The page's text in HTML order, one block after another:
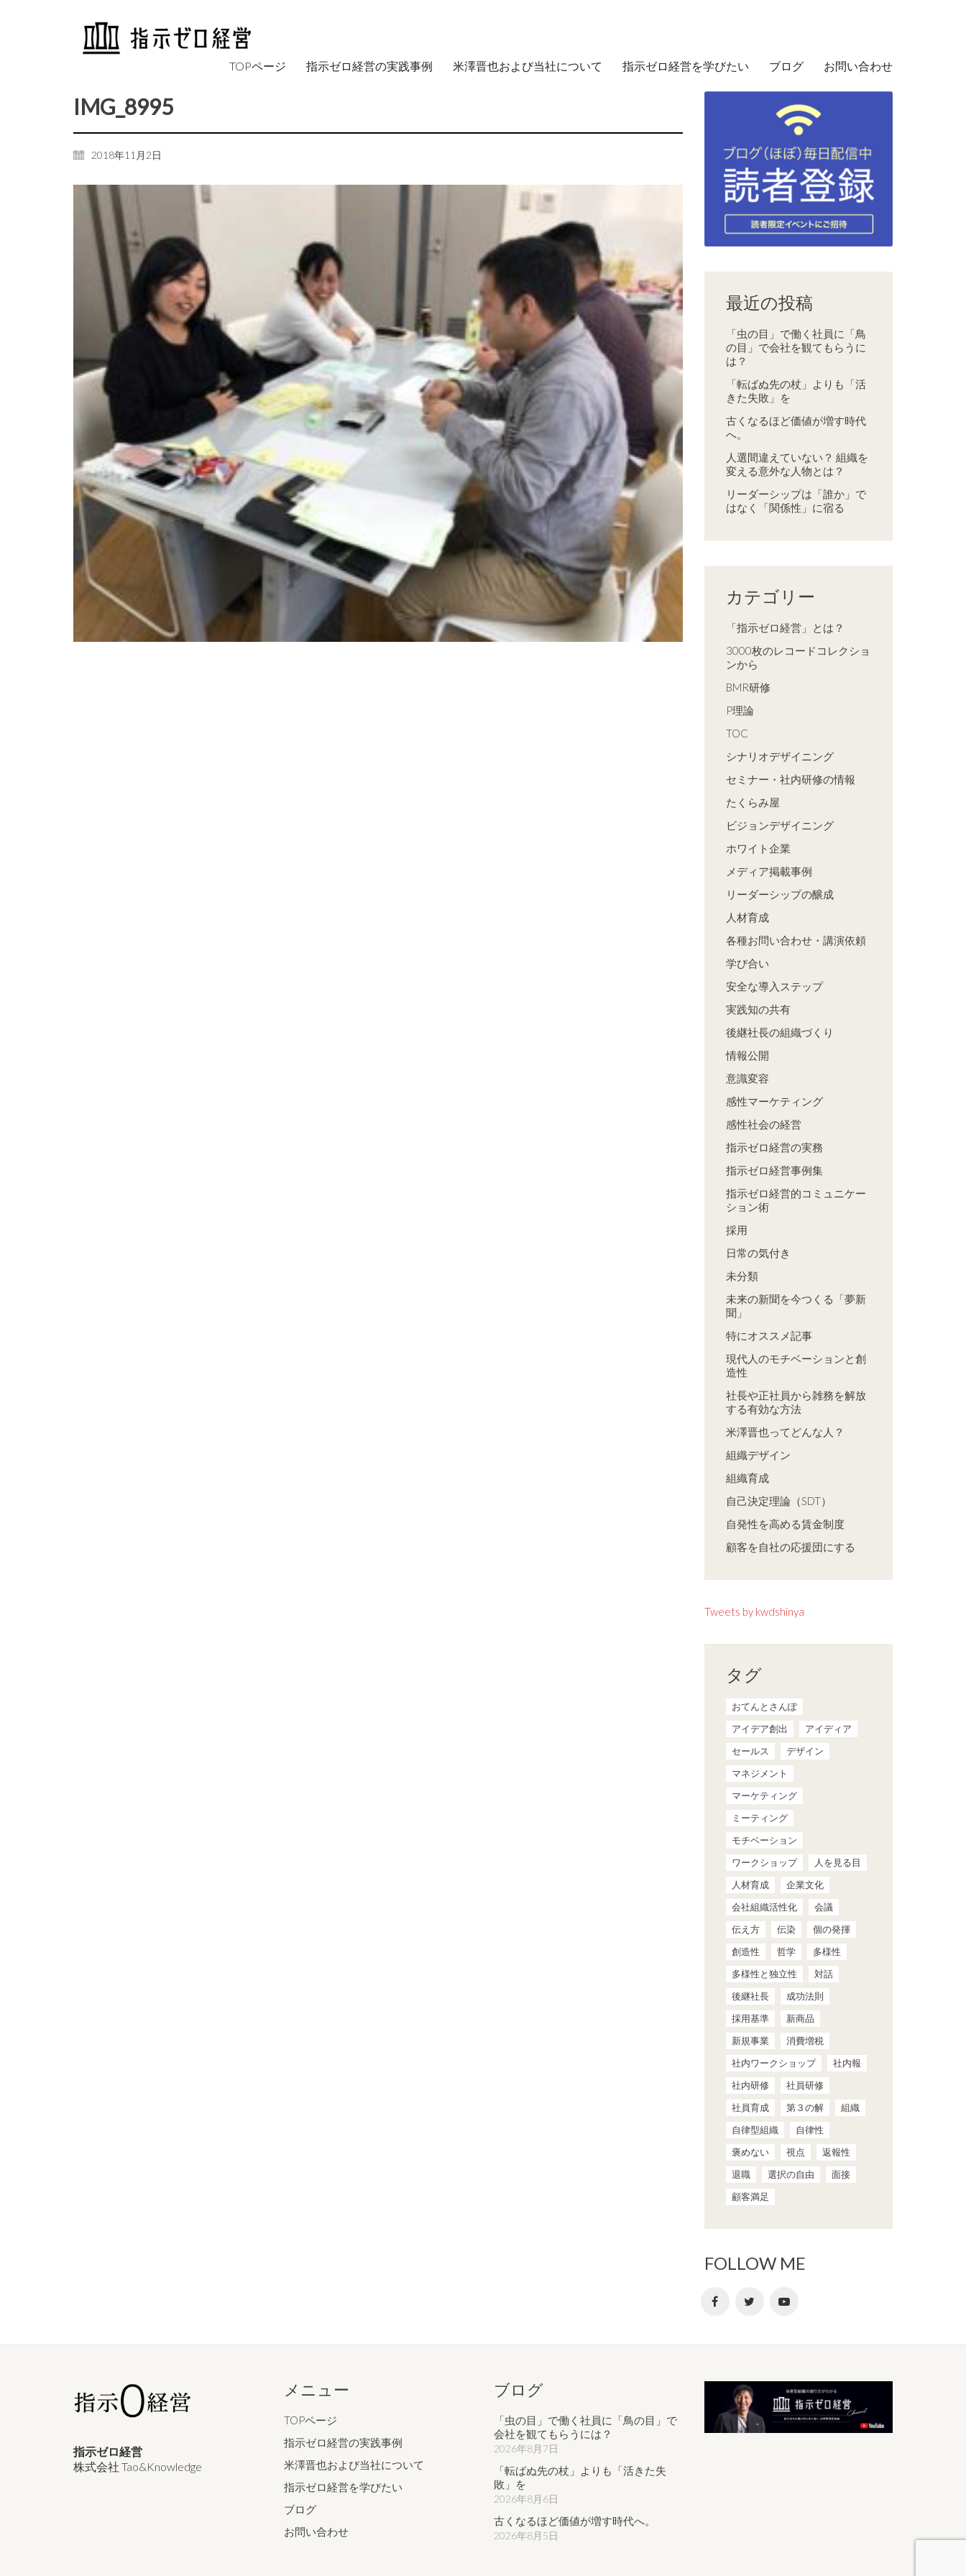
TOPページ 指示ゼロ経営の実践事例 米澤晋也および当社について 指示ゼロ経営を学びたい ブログ お問い合わせ
IMG_8995
2018年11月2日
最近の投稿
「虫の目」で働く社員に「鳥
の目」で会社を観てもらうに
は？
「転ばぬ先の杖」よりも「活
きた失敗」を
古くなるほど価値が増す時代
へ。
人選間違えていない？ 組織を
変える意外な人物とは？
リーダーシップは「誰か」で
はなく「関係性」に宿る
カテゴリー
「指示ゼロ経営」とは？
3000枚のレコードコレクショ
ンから
BMR研修
P理論
TOC
シナリオデザイニング
セミナー・社内研修の情報
たくらみ屋
ビジョンデザイニング
ホワイト企業
メディア掲載事例
リーダーシップの醸成
人材育成
各種お問い合わせ・講演依頼
学び合い
安全な導入ステップ
実践知の共有
後継社長の組織づくり
情報公開
意識変容
感性マーケティング
感性社会の経営
指示ゼロ経営の実務
指示ゼロ経営事例集
指示ゼロ経営的コミュニケー
ション術
採用
日常の気付き
未分類
未来の新聞を今つくる「夢新
聞」
特にオススメ記事
現代人のモチベーションと創
造性
社長や正社員から雑務を解放
する有効な方法
米澤晋也ってどんな人？
組織デザイン
組織育成
自己決定理論（SDT）
自発性を高める賃金制度
顧客を自社の応援団にする
Tweets by kwdshinya
タグ
おてんとさんぽ
アイデア創出
アイディア
セールス
デザイン
マネジメント
マーケティング
ミーティング
モチベーション
ワークショップ
人を見る目
人材育成
企業文化
会社組織活性化
会議
伝え方
伝染
個の発揮
創造性
哲学
多様性
多様性と独立性
対話
後継社長
成功法則
採用基準
新商品
新規事業
消費増税
社内ワークショップ
社内報
社内研修
社員研修
社員育成
第３の解
組織
自律型組織
自律性
褒めない
視点
返報性
退職
選択の自由
面接
顧客満足
FOLLOW ME
指示ゼロ経営
株式会社 Tao&Knowledge
メニュー
TOPページ
指示ゼロ経営の実践事例
米澤晋也および当社について
指示ゼロ経営を学びたい
ブログ
お問い合わせ
ブログ
「虫の目」で働く社員に「鳥の目」で
会社を観てもらうには？
2026年8月7日
「転ばぬ先の杖」よりも「活きた失
敗」を
2026年8月6日
古くなるほど価値が増す時代へ。
2026年8月5日